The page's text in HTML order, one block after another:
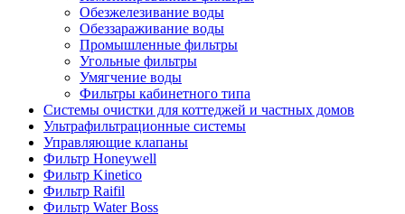
Обезжелезивание воды
Обеззараживание воды
Промышленные фильтры
Угольные фильтры
Умягчение воды
Фильтры кабинетного типа
Системы очистки для коттеджей и частных домов
Ультрафильтрационные системы
Управляющие клапаны
Фильтр Honeywell
Фильтр Kinetico
Фильтр Raifil
Фильтр Water Boss